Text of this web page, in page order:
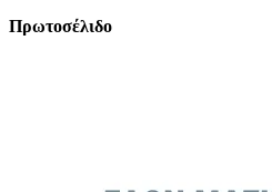
Πρωτοσέλιδο